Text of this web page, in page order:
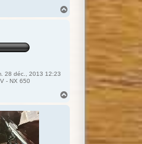
28 déc., 2013 12:23
- NX 650